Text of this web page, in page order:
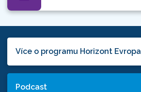
Více o programu Horizont Evropa
Podcast